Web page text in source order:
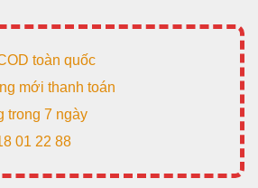
toàn quốc
mới thanh toán
trong 7 ngày
01 22 88